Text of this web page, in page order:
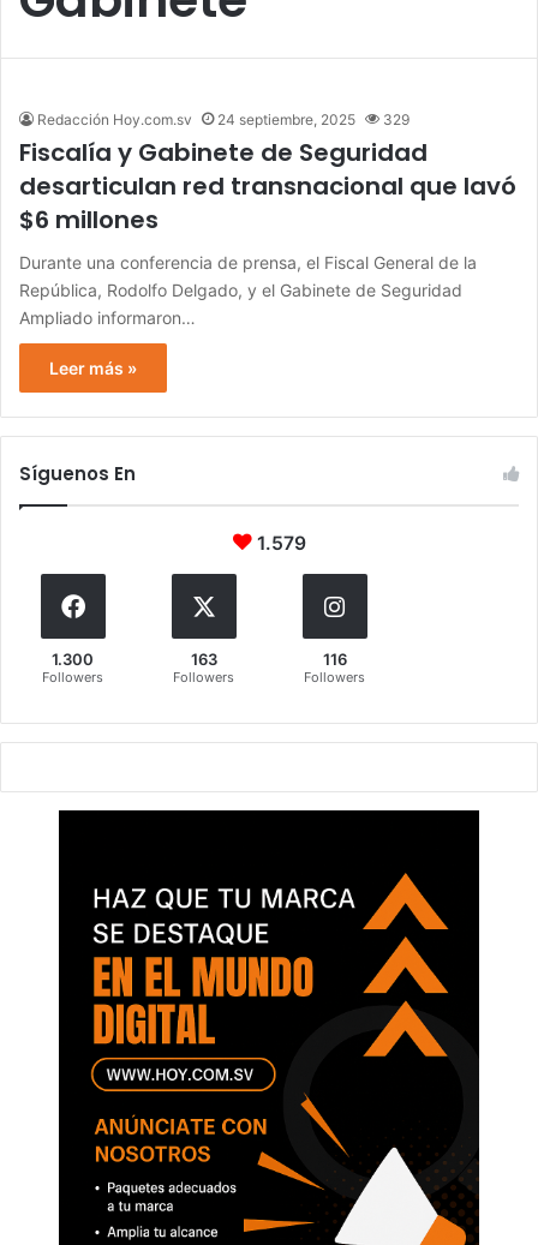
Redacción Hoy.com.sv 24 septiembre, 2025 329
Fiscalía y Gabinete de Seguridad
desarticulan red transnacional que lavó
$6 millones
Durante una conferencia de prensa, el Fiscal General de la
República, Rodolfo Delgado, y el Gabinete de Seguridad
Ampliado informaron…
Leer más »
Síguenos En
1.579
1.300
Followers
163
Followers
116
Followers